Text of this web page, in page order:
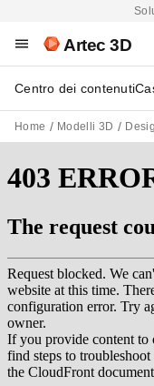
Artec 3D
Centro dei contenuti
Home Modelli 3D